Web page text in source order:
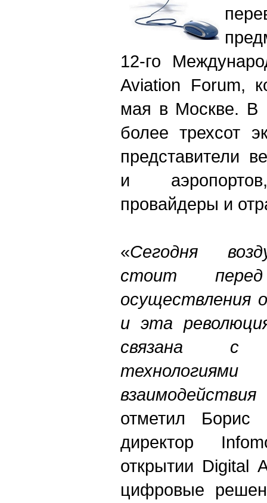
12-го
Aviation Forum,
мая в Москве. В
более трехсот
представители
и
провайдеры и
«Сегодня
стоит перед
осуществления
и эта
связана с
отметил Борис
директор
открытии Digital
цифровые